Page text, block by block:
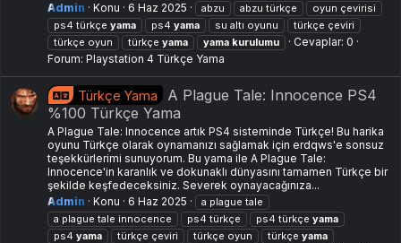
Admin
Konu 6 Haz 2025 abzu abzu türkçe
oyun çevirisi
ps4 türkçe yama ps4 yama su altı oyunu
türkçe çeviri
türkçe oyun
türkçe yama yama kurulumu
Cevaplar: 0
Forum: Playstation 4 Türkçe Yama
Türkçe Yama
A Plague Tale: Innocence PS4
%100 Türkçe Yama
A Plague Tale: Innocence artık PS4 sisteminde Türkçe! Bu harika
oyunu Türkçe olarak oynamanızı sağlamak için erdqws'e sonsuz
teşekkürlerimi sunuyorum. Bu yama ile A Plague Tale:
Innocence'in karanlık ve dokunaklı dünyasını tamamen Türkçe bir
şekilde keşfedeceksiniz. Severek oynayacağınıza...
Admin
Konu 6 Haz 2025
a plague tale
a plague tale innocence
ps4 türkçe ps4 türkçe yama
ps4 yama türkçe çeviri türkçe oyun türkçe yama